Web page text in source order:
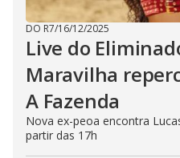
DO R7/16/12/2025
Live do
Maravilha
A Fazenda
Nova ex-peoa encontra
partir das 17h